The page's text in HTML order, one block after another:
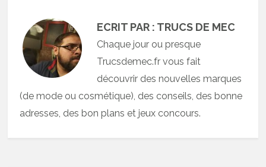
ECRIT PAR : TRUCS DE MEC
Chaque jour ou presque
Trucsdemec.fr vous fait
découvrir des nouvelles marques
(de mode ou cosmétique), des conseils, des bonne
adresses, des bon plans et jeux concours.